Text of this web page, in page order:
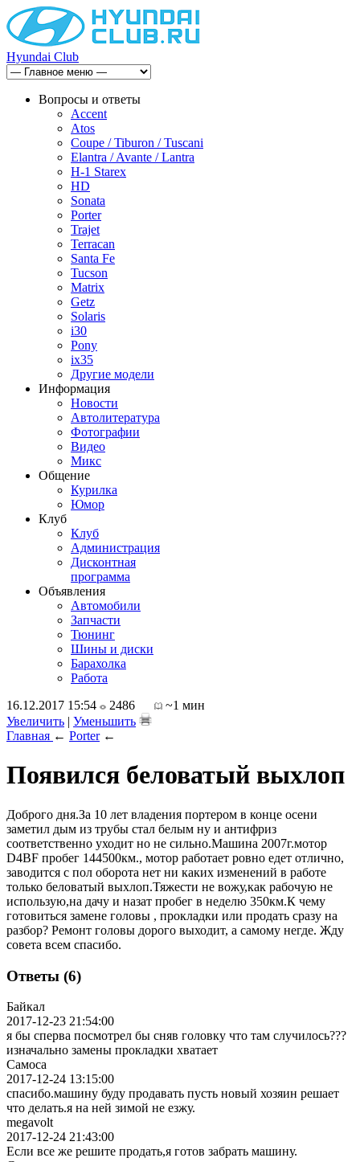
Hyundai Club
Вопросы и ответы
Accent
Atos
Coupe / Tiburon / Tuscani
Elantra / Avante / Lantra
H-1 Starex
HD
Sonata
Porter
Trajet
Terracan
Santa Fe
Tucson
Matrix
Getz
Solaris
i30
Pony
ix35
Другие модели
Информация
Новости
Автолитература
Фотографии
Видео
Микс
Общение
Курилка
Юмор
Клуб
Клуб
Администрация
Дисконтная
программа
Объявления
Автомобили
Запчасти
Тюнинг
Шины и диски
Барахолка
Работа
16.12.2017 15:54
2486
~1 мин
Увеличить | Уменьшить
Главная ← Porter←
Появился беловатый выхлоп
Доброго дня.За 10 лет владения портером в конце осени
заметил дым из трубы стал белым ну и антифриз
соответственно уходит но не сильно.Машина 2007г.мотор
D4BF пробег 144500км., мотор работает ровно едет отлично,
заводится с пол оборота нет ни каких изменений в работе
только беловатый выхлоп.Тяжести не вожу,как рабочую не
использую,на дачу и назат пробег в неделю 350км.К чему
готовиться замене головы , прокладки или продать сразу на
разбор? Ремонт головы дорого выходит, а самому негде. Жду
совета всем спасибо.
Ответы (6)
Байкал
2017-12-23 21:54:00
я бы сперва посмотрел бы сняв головку что там случилось???
изначально замены прокладки хватает
Самоса
2017-12-24 13:15:00
спасибо.машину буду продавать пусть новый хозяин решает
что делать.я на ней зимой не езжу.
megavolt
2017-12-24 21:43:00
Если все же решите продать,я готов забрать машину.